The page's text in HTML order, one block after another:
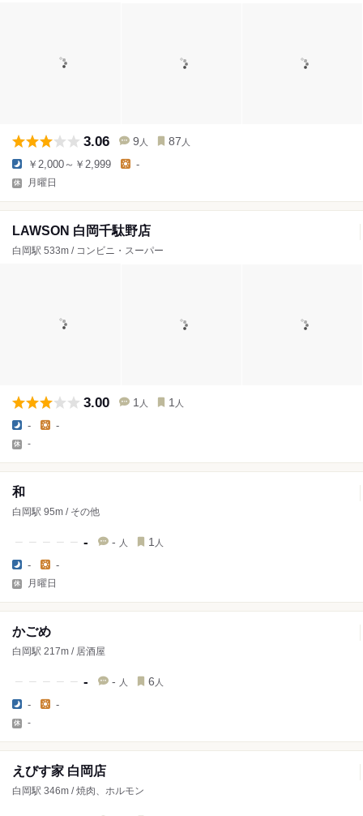
3.06 9 人 87 人
￥2,000～￥2,999 -
月曜日
LAWSON 白岡千駄野店
白岡駅 533m / コンビニ・スーパー
3.00 1 人 1 人
- -
-
和
白岡駅 95m / その他
- - 人 1 人
- -
月曜日
かごめ
白岡駅 217m / 居酒屋
- - 人 6 人
- -
-
えびす家 白岡店
白岡駅 346m / 焼肉、ホルモン